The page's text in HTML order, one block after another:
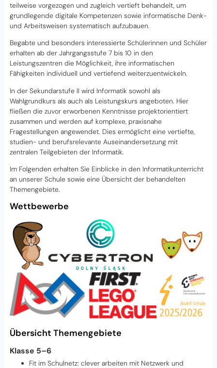
teilweise vorgezogen und zugleich vertieft behandelt, um
grundlegende digitale Kompetenzen sowie informatische Denk-
und Arbeitsweisen systematisch aufzubauen.
Begabte und besonders interessierte Schülerinnen und Schüler
erhalten ab der Jahrgangsstufe 7 bis 10 in den
Leistungszentren die Möglichkeit, ihre informatischen
Fähigkeiten individuell und vertiefend weiterzuentwickeln.
In der Sekundarstufe II wird Informatik sowohl als
Wahlgrundkurs als auch als Leistungskurs angeboten. Hier
fließen die zuvor erworbenen Kenntnisse projektorientiert
zusammen und werden auf komplexe, praxisnahe
Fragestellungen angewendet. Dies ermöglicht eine vertiefte,
studien- und berufsrelevante Auseinandersetzung mit
zentralen Teilgebieten der Informatik.
Im Folgenden erhalten Sie Einblicke in den Informatikunterricht
an unserer Schule sowie eine Übersicht der behandelten
Themengebiete.
Wettbewerbe
Übersicht Themengebiete
Klasse 5–6
Fit im Schulnetz: clever arbeiten mit Netzwerk und